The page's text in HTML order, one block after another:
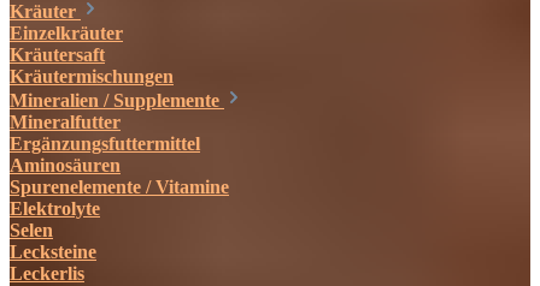
Kräuter
Einzelkräuter
Kräutersaft
Kräutermischungen
Mineralien / Supplemente
Mineralfutter
Ergänzungsfuttermittel
Aminosäuren
Spurenelemente / Vitamine
Elektrolyte
Selen
Lecksteine
Leckerlis